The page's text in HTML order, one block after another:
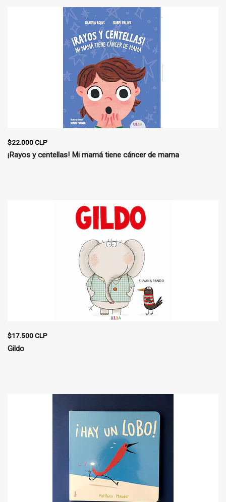
$22.000 CLP
¡Rayos y centellas! Mi mamá tiene cáncer de mama
$17.500 CLP
Gildo